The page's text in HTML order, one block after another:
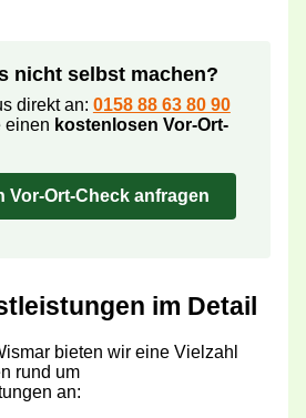
nicht selbst machen?
direkt an: 0158 88 63 80 90
einen kostenlosen Vor-Ort-
Vor-Ort-Check anfragen
im Detail
bieten wir eine Vielzahl
rund um
an: